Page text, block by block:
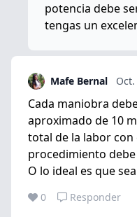
potencia debe
tengas un
Mafe Bernal
Cada maniobra
aproximado de 10
total de la labor con
procedimiento
O lo ideal es que
0 Responder